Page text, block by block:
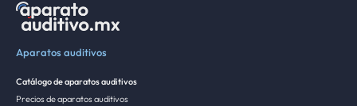
Aparatos auditivos
Catálogo de aparatos auditivos
Precios de aparatos auditivos